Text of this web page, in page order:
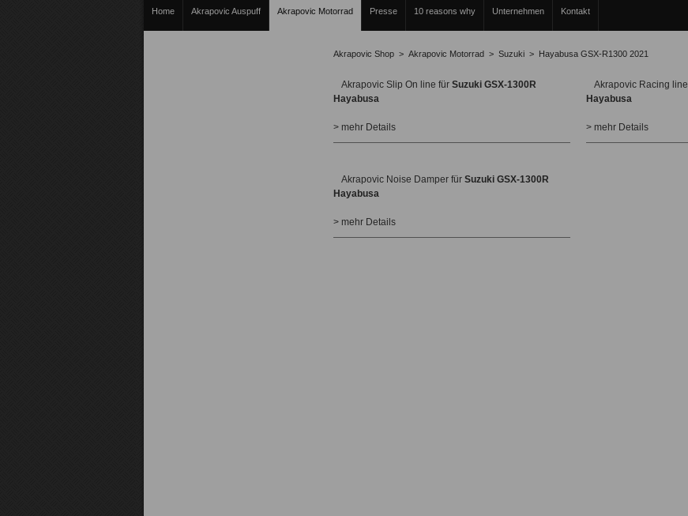
Home Akrapovic Auspuff Akrapovic Motorrad Presse 10 reasons why Unternehmen Kontakt
Akrapovic Shop > Akrapovic Motorrad > Suzuki > Hayabusa GSX-R1300 2021
Akrapovic Slip On line für Suzuki GSX-1300R
Hayabusa
> mehr Details
Akrapovic Racing
Hayabusa
> mehr Details
Akrapovic Noise Damper für Suzuki GSX-1300R
Hayabusa
> mehr Details